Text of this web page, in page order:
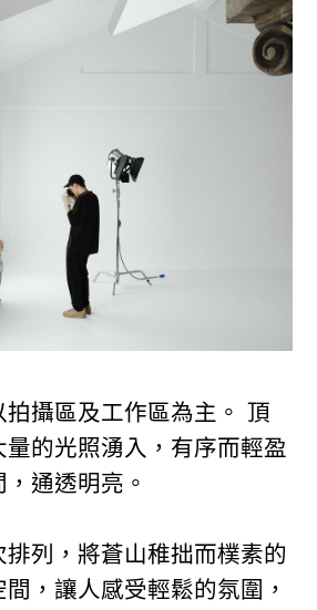
攝區及工作區為主。 頂
的光照湧入，有序而輕盈
通透明亮。
列，將蒼山稚拙而樸素的
，讓人感受輕鬆的氛圍，